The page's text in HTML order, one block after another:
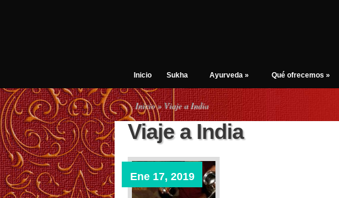
Inicio Sukha Ayurveda » Qué ofrecemos »
Inicio» Viaje a India
Viaje a India
Ene 17, 2019